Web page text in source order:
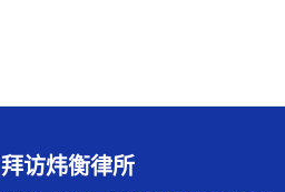
拜访炜衡律所